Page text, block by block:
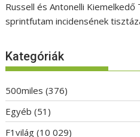
Russell és Antonelli
sprintfutam incidensének
Kategóriák
500miles (376)
Egyéb (51)
F1világ (10 029)